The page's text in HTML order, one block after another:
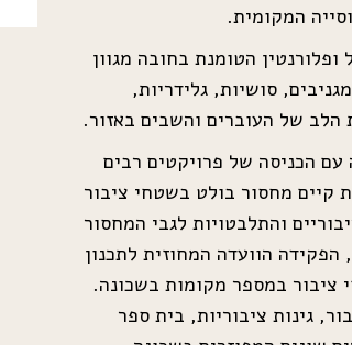
המקומית.
הטומנת בחובה מגוון
סושיות, גלידריות,
של העוברים והשבים באזור.
הכניסה של פרויקטים רבים
קיים מחסור בולט בשטחי ציבור
והתלבטויות לגבי המחסור
הוועדה המחוזית לתכנון
ציבור במספר מקומות בשכונה.
גינות ציבוריות, בית ספר